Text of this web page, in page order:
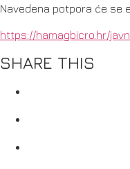
Navedena potpora će se
https://hamagbicro.hr/
SHARE THIS